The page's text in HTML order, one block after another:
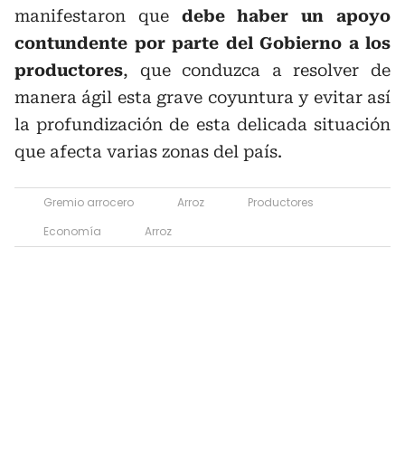
manifestaron que debe haber un apoyo
contundente por parte del Gobierno a los
productores, que conduzca a resolver de
manera ágil esta grave coyuntura y evitar así
la profundización de esta delicada situación
que afecta varias zonas del país.
Gremio arrocero Arroz
Productores
Economía
Arroz